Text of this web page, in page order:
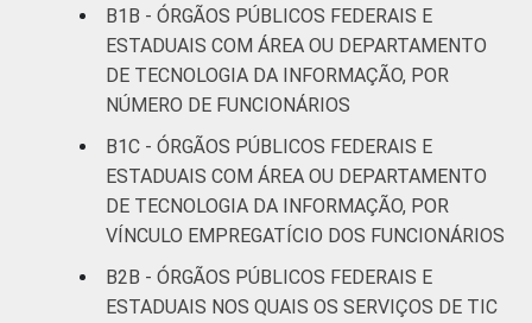
B1B - ÓRGÃOS PÚBLICOS FEDERAIS E
ESTADUAIS COM ÁREA OU DEPARTAMENTO
DE TECNOLOGIA DA INFORMAÇÃO, POR
NÚMERO DE FUNCIONÁRIOS
B1C - ÓRGÃOS PÚBLICOS FEDERAIS E
ESTADUAIS COM ÁREA OU DEPARTAMENTO
DE TECNOLOGIA DA INFORMAÇÃO, POR
VÍNCULO EMPREGATÍCIO DOS FUNCIONÁRIOS
B2B - ÓRGÃOS PÚBLICOS FEDERAIS E
ESTADUAIS NOS QUAIS OS SERVIÇOS DE TIC